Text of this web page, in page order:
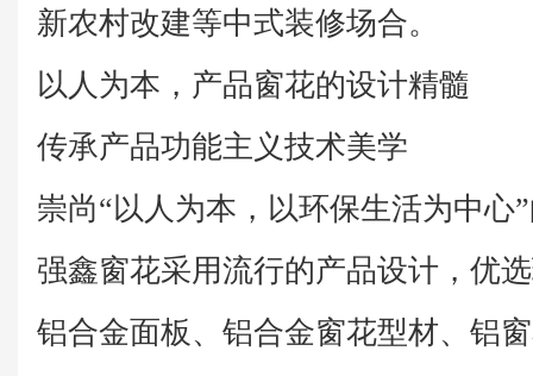
新农村改建等中式装修场合。
以人为本，产品窗花的设计精髓
传承产品功能主义技术美学
崇尚“以人为本，以环保生活为中心
强鑫窗花采用流行的产品设计，优
铝合金面板、铝合金窗花型材、铝